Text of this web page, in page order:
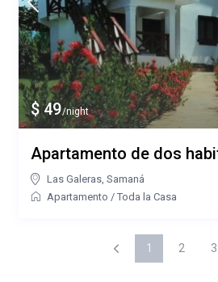
$ 49/night
Apartamento de dos
Las Galeras ,Samaná
Apartamento /Toda la Casa
1 2 3